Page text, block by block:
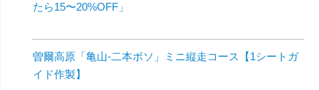
たら15〜20%OFF」
曽爾高原「亀山-二本ボソ」ミニ縦走コース【1シートガ
イド作製】